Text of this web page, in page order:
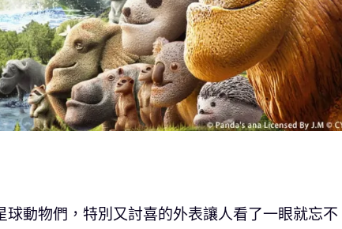
動物們，特別又討喜的外表讓人看了一眼就忘不